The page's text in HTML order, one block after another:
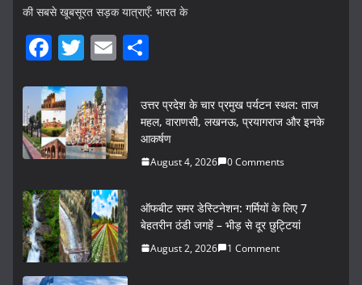
की सबसे खूबसूरत सड़क यात्राएँ: भारत के
F
c
e
b
o
k
T
itt
er
E
ai
l
ar
e
उत्तर प्रदेश के चार प्रमुख पर्यटन स्थल: ताज
महल, वाराणसी, लखनऊ, प्रयागराज और इनके
आकर्षण
August 4, 2026 0 Comments
ऑफबीट समर डेस्टिनेशन: गर्मियों के लिए 7
बेहतरीन ठंडी जगहें – भीड़ से दूर छुट्टियां
August 2, 2026 1 Comment